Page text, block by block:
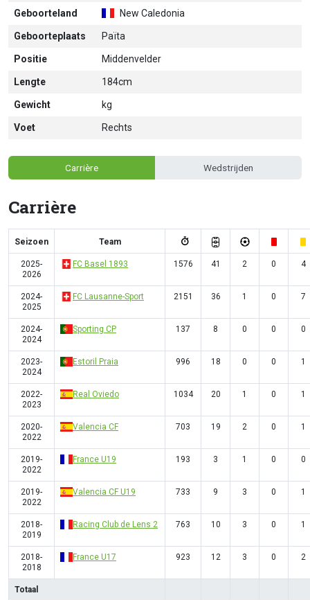
Geboorteland New Caledonia
Geboorteplaats Païta
Positie Middenvelder
Lengte 184cm
Gewicht kg
Voet Rechts
Carrière Wedstrijden
Carrière
Seizoen Team
2025-
2026
FC Basel 1893 1576 41 2 0 4
2024-
2025
FC Lausanne-Sport 2151 36 1 0 7
2024-
2024
Sporting CP 137 8 0 0 0
2023-
2024
Estoril Praia 996 18 0 0 1
2022-
2023
Real Oviedo 1034 20 1 0 1
2020-
2022
Valencia CF 703 19 2 0 1
2019-
2022
France U19 193 3 1 0 0
2019-
2022
Valencia CF U19 733 9 3 0 1
2018-
2019
Racing Club de Lens 2 763 10 3 0 1
2018-
2018
France U17 923 12 3 0 2
Totaal